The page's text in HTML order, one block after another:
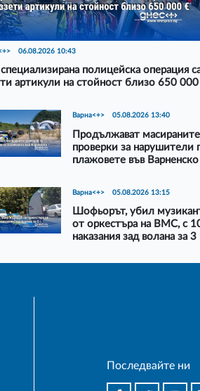
06.08.2026 10:43
полицейска операция
артикули на стойност близо 650
Варна<+> 05.08.2026 13:40
Продължават масираните
проверки за нарушители
плажовете във Варненско
Варна<+> 05.08.2026 13:15
Шофьорът, убил
от оркестъра на ВМС, с
наказания зад волана за 3
Последвайте ни